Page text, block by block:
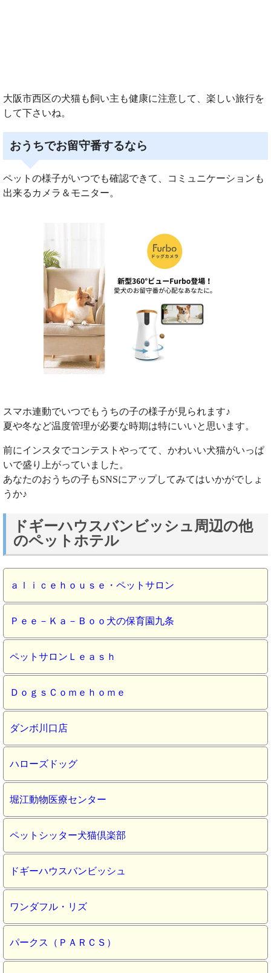
大阪市西区の犬猫も飼い主も健康に注意して、楽しい旅行を
して下さいね。
おうちでお留守番するなら
ペットの様子がいつでも確認できて、コミュニケーションも
出来るカメラ＆モニター。
スマホ連動でいつでもうちの子の様子が見られます♪
夏や冬など温度管理が必要な時期は特にいいと思います。
前にインスタでコンテストやってて、かわいい犬猫がいっぱ
いで盛り上がっていました。
あなたのおうちの子もSNSにアップしてみてはいかがでしょ
うか♪
ドギーハウスバンビッシュ周辺の他
のペットホテル
ａｌｉｃｅｈｏｕｓｅ・ペットサロン
Ｐｅｅ－Ｋａ－Ｂｏｏ犬の保育園九条
ペットサロンＬｅａｓｈ
ＤｏｇｓＣｏｍｅｈｏｍｅ
ダンボ川口店
ハローズドッグ
堀江動物医療センター
ペットシッター犬猫倶楽部
ドギーハウスバンビッシュ
ワンダフル・リズ
パークス（ＰＡＲＣＳ）